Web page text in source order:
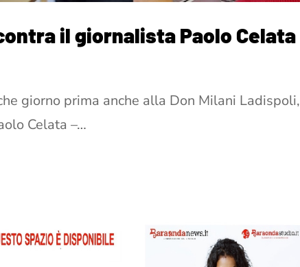
il giornalista Paolo Celata
giorno prima anche alla Don Milani Ladispoli,
Celata –…